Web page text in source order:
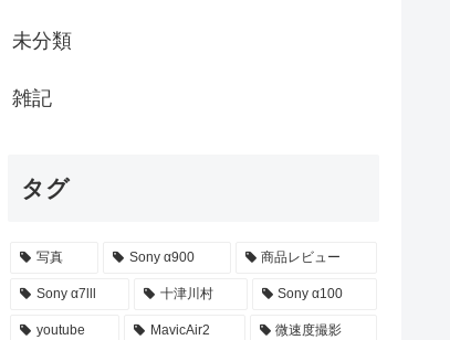
未分類
雑記
タグ
写真 Sony α900 商品レビュー
Sony α7lll 十津川村 Sony α100
youtube MavicAir2 微速度撮影